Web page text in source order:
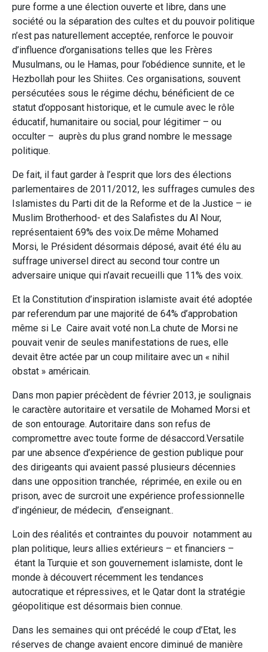
pure forme a une élection ouverte et libre, dans une
société ou la séparation des cultes et du pouvoir politique
n’est pas naturellement acceptée, renforce le pouvoir
d’influence d’organisations telles que les Frères
Musulmans, ou le Hamas, pour l’obédience sunnite, et le
Hezbollah pour les Shiites. Ces organisations, souvent
persécutées sous le régime déchu, bénéficient de ce
statut d’opposant historique, et le cumule avec le rôle
éducatif, humanitaire ou social, pour légitimer – ou
occulter – auprès du plus grand nombre le message
politique.
De fait, il faut garder à l’esprit que lors des élections
parlementaires de 2011/2012, les suffrages cumules des
Islamistes du Parti dit de la Reforme et de la Justice – ie
Muslim Brotherhood- et des Salafistes du Al Nour,
représentaient 69% des voix.De même Mohamed
Morsi, le Président désormais déposé, avait été élu au
suffrage universel direct au second tour contre un
adversaire unique qui n’avait recueilli que 11% des voix.
Et la Constitution d’inspiration islamiste avait été adoptée
par referendum par une majorité de 64% d’approbation
même si Le Caire avait voté non.La chute de Morsi ne
pouvait venir de seules manifestations de rues, elle
devait être actée par un coup militaire avec un « nihil
obstat » américain.
Dans mon papier précèdent de février 2013, je soulignais
le caractère autoritaire et versatile de Mohamed Morsi et
de son entourage. Autoritaire dans son refus de
compromettre avec toute forme de désaccord.Versatile
par une absence d’expérience de gestion publique pour
des dirigeants qui avaient passé plusieurs décennies
dans une opposition tranchée, réprimée, en exile ou en
prison, avec de surcroit une expérience professionnelle
d’ingénieur, de médecin, d’enseignant..
Loin des réalités et contraintes du pouvoir notamment au
plan politique, leurs allies extérieurs – et financiers –
étant la Turquie et son gouvernement islamiste, dont le
monde à découvert récemment les tendances
autocratique et répressives, et le Qatar dont la stratégie
géopolitique est désormais bien connue.
Dans les semaines qui ont précédé le coup d’Etat, les
réserves de change avaient encore diminué de manière